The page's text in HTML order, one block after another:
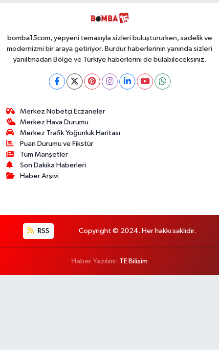
Toplayabilecek
bomba15com, yepyeni temasıyla sizleri buluştururken, sadelik ve
modernizmi bir araya getiriyor. Burdur haberlerinin yanında sizleri
yanıltmadan Bölge ve Türkiye haberlerini de bulabileceksiniz.
Merkez Nöbetçi Eczaneler
Merkez Hava Durumu
Merkez Trafik Yoğunluk Haritası
Puan Durumu ve Fikstür
Tüm Manşetler
Son Dakika Haberleri
Haber Arşivi
RSS Copyright © 2024. Her hakkı saklıdır.
Haber Yazılımı: TE Bilişim